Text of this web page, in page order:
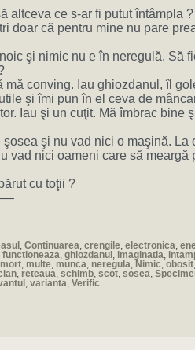
altceva ce s-ar fi putut întâmpla
doar că pentru mine nu pare
şi nimic nu e în neregulă. Să
mă conving. Iau ghiozdanul, îl
şi îmi pun în el ceva de
Iau şi un cuţit. Mă îmbrac bine
şosea şi nu vad nici o maşină. La
vad nici oameni care să meargă
cu toţii ?
Continuarea crengile electronica
functioneaza ghiozdanul imaginatia
mort multe munca neregula Nimic obosit
reteaua schimb scot sosea
varianta Verific